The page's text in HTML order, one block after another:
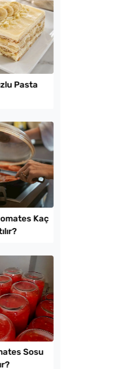
Kahvaltılık Pratik